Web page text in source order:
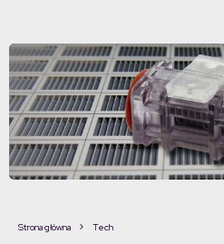
Strona główna Tech